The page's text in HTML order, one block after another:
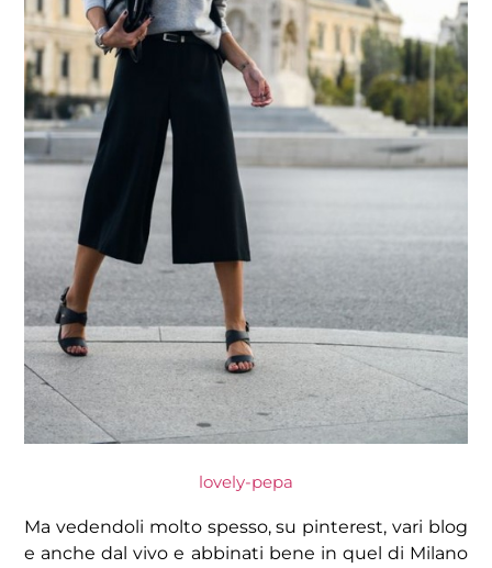
lovely-pepa
Ma vedendoli molto spesso, su pinterest, vari blog
e anche dal vivo e abbinati bene in quel di Milano